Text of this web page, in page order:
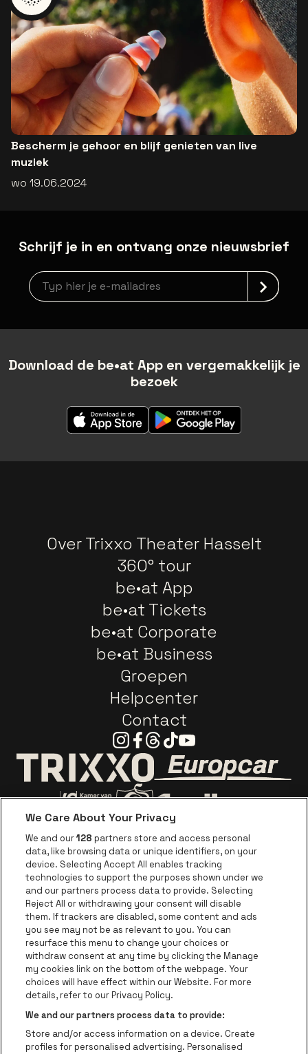
Bescherm je gehoor en blijf genieten van live
muziek
wo 19.06.2024
Schrijf je in en ontvang onze nieuwsbrief
Nieuwsbrief aanmelding
Download de be•at App en vergemakkelijk je
bezoek
Over Trixxo Theater Hasselt
360° tour
be•at App
be•at Tickets
be•at Corporate
be•at Business
Groepen
Helpcenter
Contact
Instagram
Facebook
Threads
TiktokYoutube
Ga naar de website van Trixxo
Ga naar de website van Voka Limburg
Ga naar de website
Ga naar de website van Coca-Cola
Ga naar de website van
Ga naar de
Ga naar de website van Champagne
Ga naar de website
Ga naar de website van Het logo
Ga naar de
Ga naar de website van Holiday Inn
Ga naar de website
Ga naar de
Trixxo Theater Hasselt is een deel van be•at
Trixxo Theater Hasselt
Gouverneur Verwilghensingel 70, 3500 Hasselt
Be-At Venues
We Care About Your Privacy
We and our128 partners store and access personal
data, like browsing data or unique identifiers, on your
device. Selecting Accept All enables tracking
technologies to support the purposes shown under we
and our partners process data to provide. Selecting
Reject All or withdrawing your consent will disable
them. If trackers are disabled, some content and ads
you see may not be as relevant to you. You can
resurface this menu to change your choices or
withdraw consent at any time by clicking the Manage
my cookies link on the bottom of the webpage. Your
choices will have effect within our Website. For more
details, refer to our Privacy Policy.
We and our partners process data to provide:
Store and/or access information on a device. Create
profiles for personalised advertising. Personalised